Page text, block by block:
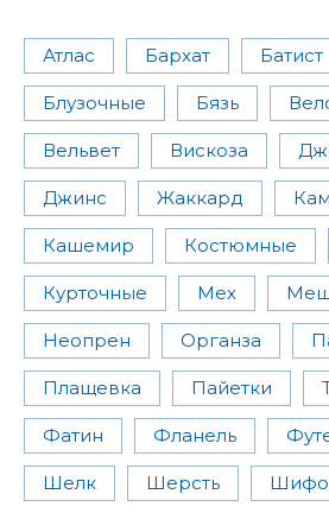
Атлас Бархат Батист
Блузочные Бязь
Вельвет Вискоза
Джинс Жаккард
Кашемир Костюмные
Курточные Мех
Неопрен Органза
Плащевка Пайетки
Фатин Фланель
Шелк Шерсть